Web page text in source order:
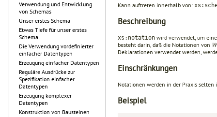
Verwendung und Entwicklung
von Schemas
Unser erstes Schema
Etwas Tiefe für unser erstes
Schema
Die Verwendung vordefinierter
einfacher Datentypen
Erzeugung einfacher Datentypen
Reguläre Ausdrücke zur
Spezifikation einfacher
Datentypen
Erzeugung komplexer
Datentypen
Konstruktion von Bausteinen
Kann auftreten innerhalb von:
Beschreibung
xs:notation wird verwendet, um
besteht darin, daß die Notationen von
Deklarationen verwendet werden,
Einschränkungen
Notationen werden in der Praxis selten
Beispiel